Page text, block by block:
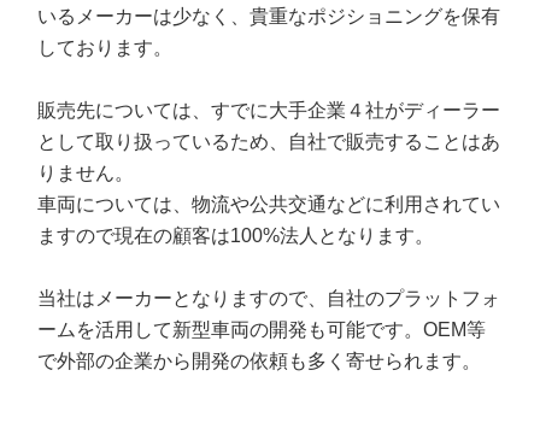
いるメーカーは少なく、貴重なポジショニングを保有
しております。
販売先については、すでに大手企業４社がディーラー
として取り扱っているため、自社で販売することはあ
りません。
車両については、物流や公共交通などに利用されてい
ますので現在の顧客は100%法人となります。
当社はメーカーとなりますので、自社のプラットフォ
ームを活用して新型車両の開発も可能です。OEM等
で外部の企業から開発の依頼も多く寄せられます。